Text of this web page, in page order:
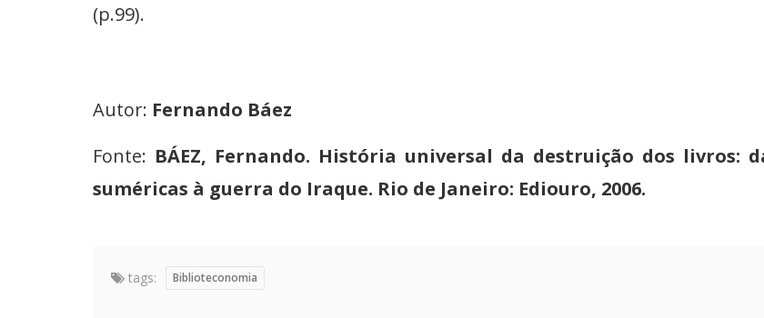
(p.99).
Autor: Fernando Báez
Fonte: BÁEZ, Fernando. História universal da destruição dos livros:
suméricas à guerra do Iraque. Rio de Janeiro: Ediouro, 2006.
tags: Biblioteconomia